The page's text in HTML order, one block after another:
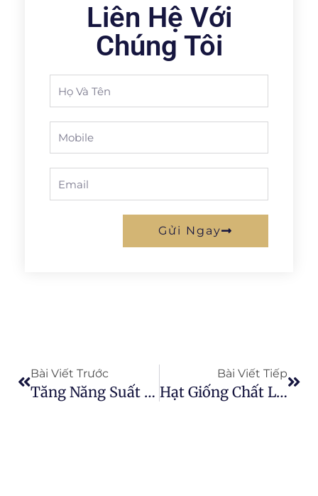
Liên Hệ Với
Chúng Tôi
Name
Gửi Ngay
Bài Viết Trước
Tăng Năng Suất Của Bạn Bằng Cách Lập Kế Hoạch Làm Đất
Bài Viết Tiếp
Hạt Giống Chất Lượng Cao Có Thể Cải Thiện Năng Suất Cây Trồng Như Thế Nào